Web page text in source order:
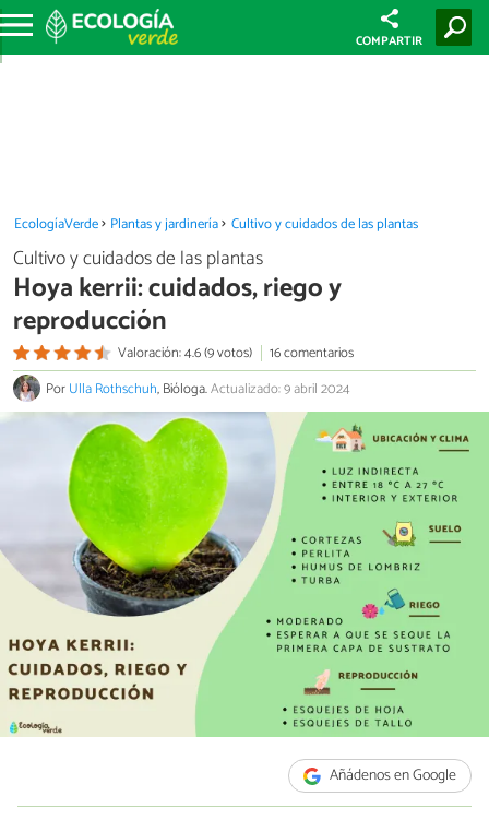
COMPARTIR
EcologíaVerde Plantas y jardinería Cultivo y cuidados de las plantas
Cultivo y cuidados de las plantas
Hoya kerrii: cuidados, riego y
reproducción
Valoración: 4.6 (9 votos)
16 comentarios
PorUlla Rothschuh, Bióloga.Actualizado: 9 abril 2024
Añádenos en Google